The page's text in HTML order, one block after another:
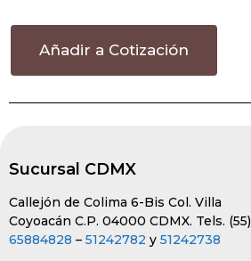
Añadir a Cotización
Sucursal CDMX
Callejón de Colima 6-Bis Col. Villa
Coyoacán C.P. 04000 CDMX. Tels. (55)
65884828 – 51242782 y 51242738